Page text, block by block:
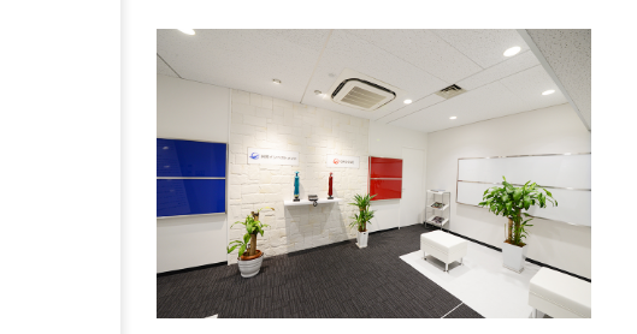
スタッフ紹介 募集要項 エントリーフォーム
Instagram Facebook